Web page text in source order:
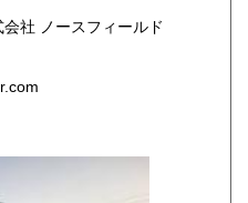
和歌山県
社 ノースフィールド